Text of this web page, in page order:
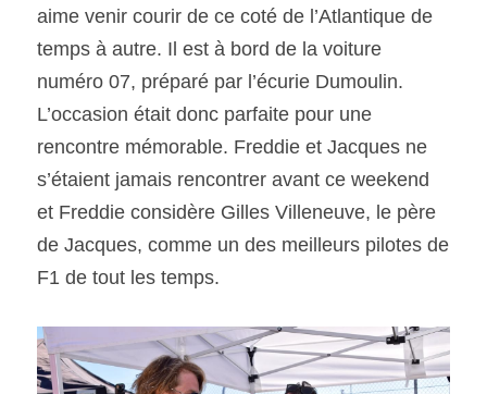
aime venir courir de ce coté de l’Atlantique de
temps à autre. Il est à bord de la voiture
numéro 07, préparé par l’écurie Dumoulin.
L’occasion était donc parfaite pour une
rencontre mémorable. Freddie et Jacques ne
s’étaient jamais rencontrer avant ce weekend
et Freddie considère Gilles Villeneuve, le père
de Jacques, comme un des meilleurs pilotes de
F1 de tout les temps.